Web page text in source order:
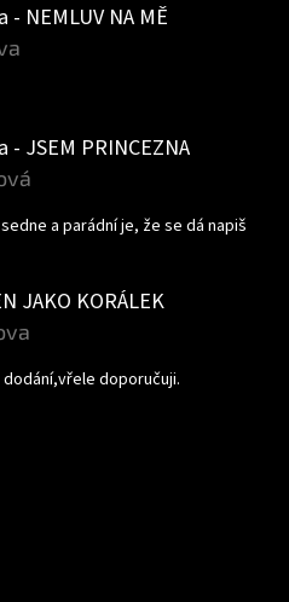
NEMLUV NA MĚ
5 z 5 hvězdiček.
JSEM PRINCEZNA
5 z 5 hvězdiček.
a parádní je, že se dá napiš
JAKO KORÁLEK
5 z 5 hvězdiček.
doporučuji.